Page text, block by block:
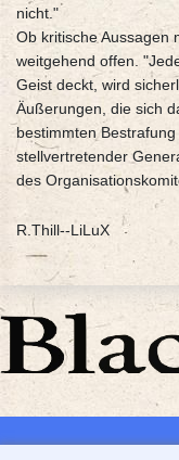
nicht."
Ob kritische Aussagen
weitgehend offen.
Geist deckt, wird
Äußerungen, die sich
bestimmten
stellvertretender
des
R.Thill--LiLuX